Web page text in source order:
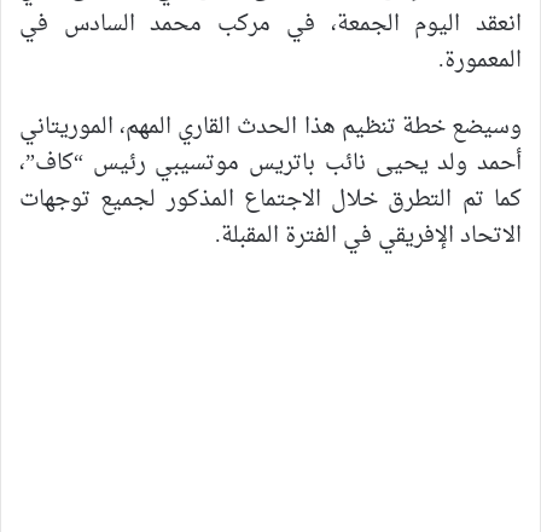
انعقد اليوم الجمعة، في مركب محمد السادس في
المعمورة.
وسيضع خطة تنظيم هذا الحدث القاري المهم، الموريتاني
أحمد ولد يحيى نائب باتريس موتسيبي رئيس “كاف”،
كما تم التطرق خلال الاجتماع المذكور لجميع توجهات
الاتحاد الإفريقي في الفترة المقبلة.